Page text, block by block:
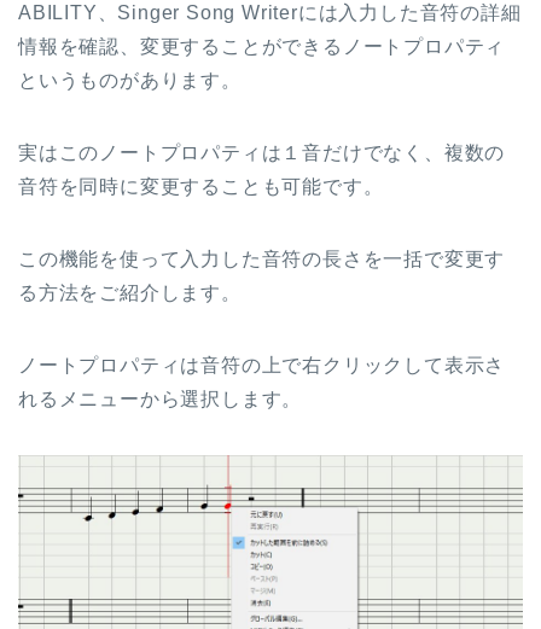
ABILITY、Singer Song Writerには入力した音符の詳細
情報を確認、変更することができるノートプロパティ
というものがあります。
実はこのノートプロパティは１音だけでなく、複数の
音符を同時に変更することも可能です。
この機能を使って入力した音符の長さを一括で変更す
る方法をご紹介します。
ノートプロパティは音符の上で右クリックして表示さ
れるメニューから選択します。